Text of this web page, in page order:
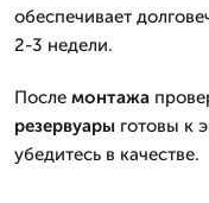
обеспечивает
2-3 недели.
После монтажа
резервуары готовы к
убедитесь в качестве.